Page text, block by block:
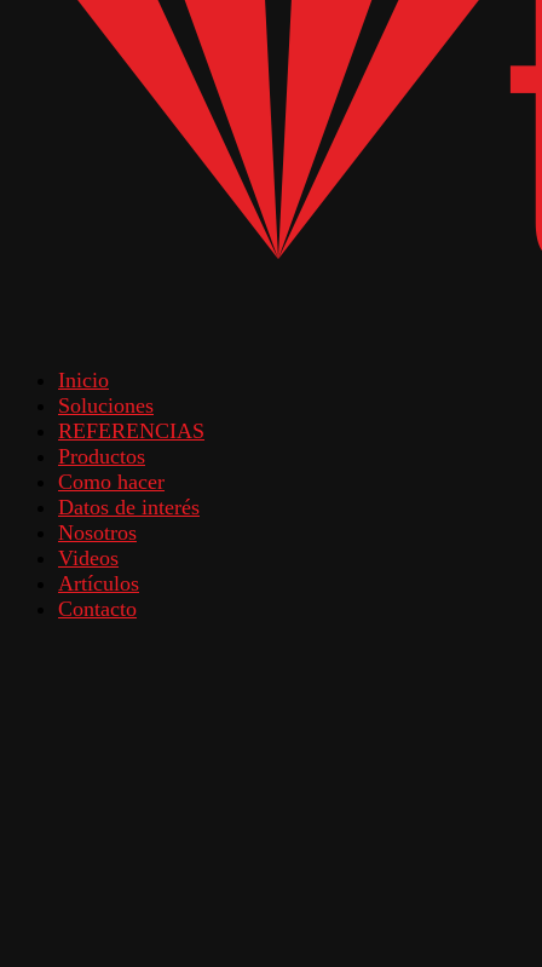
Inicio
Soluciones
REFERENCIAS
Productos
Como hacer
Datos de interés
Nosotros
Videos
Artículos
Contacto